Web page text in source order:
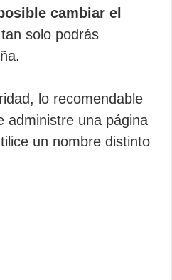
cambiar el
solo podrás
lo recomendable
administre una página
un nombre distinto